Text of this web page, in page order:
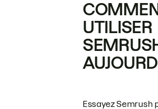
UTILISER
Essayez Semrush